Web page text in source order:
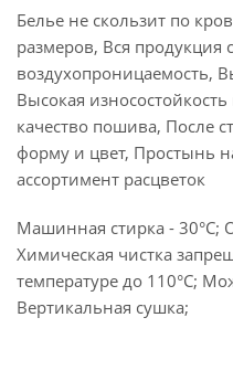
Белье не скользит по
размеров, Вся продукция
воздухопроницаемость,
Высокая
качество пошива, После
форму и цвет, Простынь
ассортимент расцветок
Машинная стирка - 30°C;
Химическая чистка
температуре до 110°С;
Вертикальная сушка;